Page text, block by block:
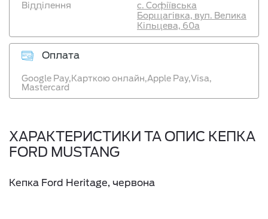
Відділення
с. Софіївська
Борщагівка, вул. Велика
Кільцева, 60а
Оплата
Google Pay,Карткою онлайн,Apple Pay,Visa,
Mastercard
ХАРАКТЕРИСТИКИ ТА ОПИС КЕПКА
FORD MUSTANG
Кепка Ford Heritage, червона